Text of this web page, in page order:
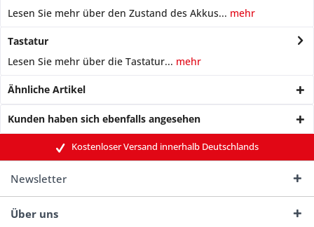
Lesen Sie mehr über den Zustand des Akkus... mehr
Tastatur
Lesen Sie mehr über die Tastatur... mehr
Ähnliche Artikel
Kunden haben sich ebenfalls angesehen
Kostenloser Versand innerhalb Deutschlands
Newsletter
Über uns